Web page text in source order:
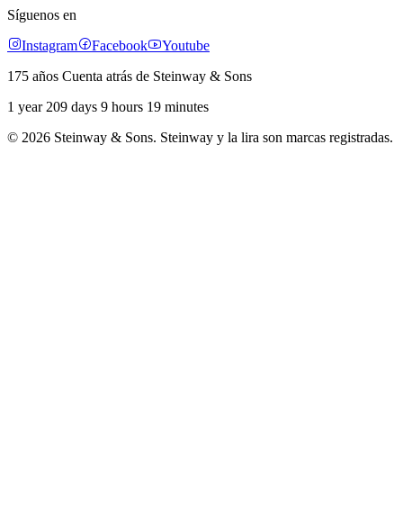
Síguenos en
Instagram
Facebook
Youtube
175 años Cuenta atrás de Steinway & Sons
1 year 209 days 9 hours 19 minutes
© 2026 Steinway & Sons. Steinway y la lira son marcas registradas.